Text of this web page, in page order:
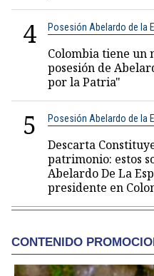
4 Posesión Abelardo de la
Colombia tiene un
posesión de
por la Patria"
5 Posesión Abelardo de la
Descarta
patrimonio: estos
Abelardo De La
presidente en